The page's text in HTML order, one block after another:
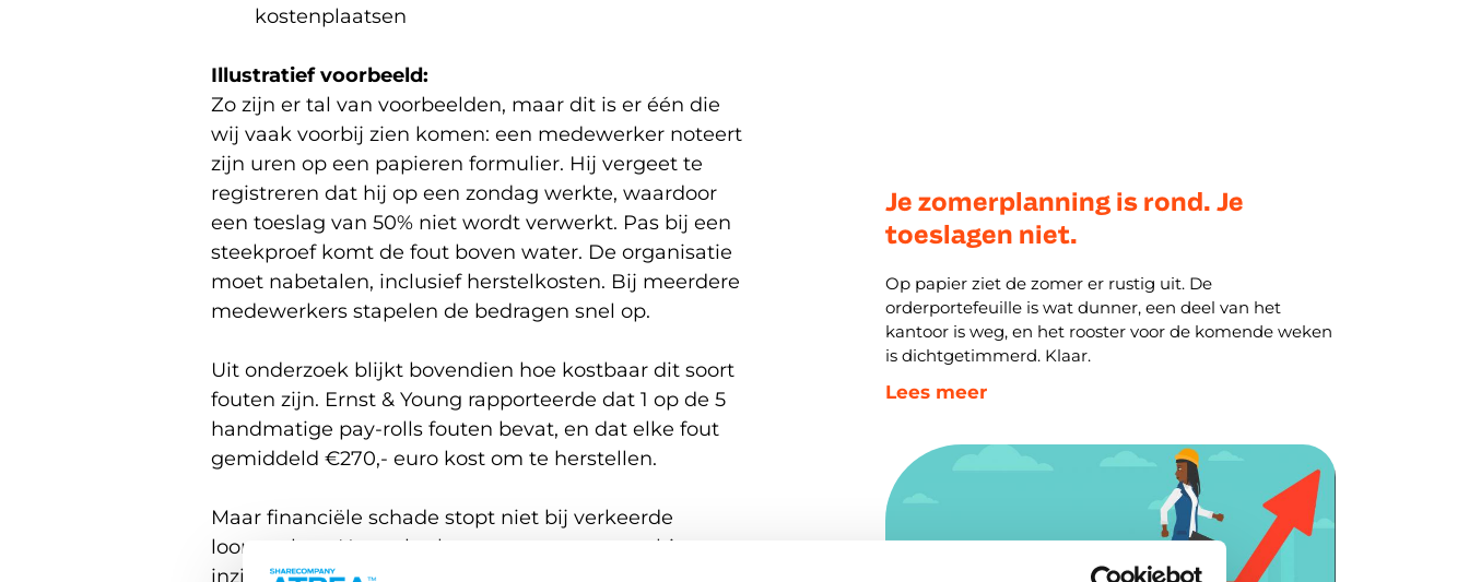
kostenplaatsen
Illustratief voorbeeld:
Zo zijn er tal van voorbeelden, maar dit is er één die
wij vaak voorbij zien komen: een medewerker noteert
zijn uren op een papieren formulier. Hij vergeet te
registreren dat hij op een zondag werkte, waardoor
een toeslag van 50% niet wordt verwerkt. Pas bij een
steekproef komt de fout boven water. De organisatie
moet nabetalen, inclusief herstelkosten. Bij meerdere
medewerkers stapelen de bedragen snel op.
Uit onderzoek blijkt bovendien hoe kostbaar dit soort
fouten zijn. Ernst & Young rapporteerde dat 1 op de 5
handmatige pay-rolls fouten bevat, en dat elke fout
gemiddeld €270,- euro kost om te herstellen.
Maar financiële schade stopt niet bij verkeerde
loonstroken. Het gebrek aan structuur en realtime
inzicht werkt door in de dagelijkse operatie.
Je zomerplanning is rond. Je
toeslagen niet.
Op papier ziet de zomer er rustig uit. De
orderportefeuille is wat dunner, een deel van het
kantoor is weg, en het rooster voor de komende weken
is dichtgetimmerd. Klaar.
Lees meer